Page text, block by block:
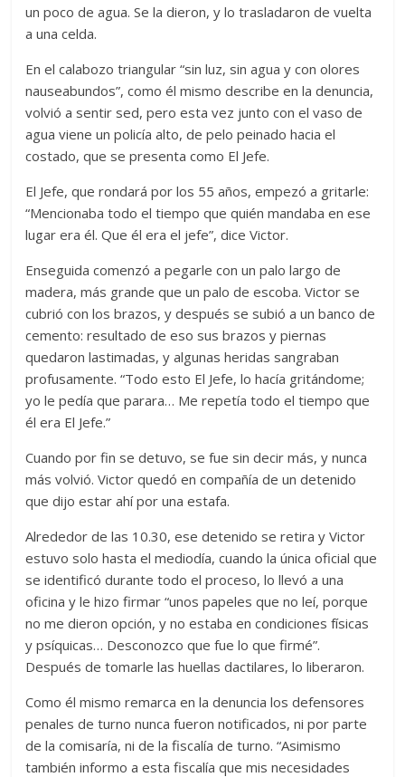
un poco de agua. Se la dieron, y lo trasladaron de vuelta
a una celda.
En el calabozo triangular “sin luz, sin agua y con olores
nauseabundos”, como él mismo describe en la denuncia,
volvió a sentir sed, pero esta vez junto con el vaso de
agua viene un policía alto, de pelo peinado hacia el
costado, que se presenta como El Jefe.
El Jefe, que rondará por los 55 años, empezó a gritarle:
“Mencionaba todo el tiempo que quién mandaba en ese
lugar era él. Que él era el jefe”, dice Victor.
Enseguida comenzó a pegarle con un palo largo de
madera, más grande que un palo de escoba. Victor se
cubrió con los brazos, y después se subió a un banco de
cemento: resultado de eso sus brazos y piernas
quedaron lastimadas, y algunas heridas sangraban
profusamente. “Todo esto El Jefe, lo hacía gritándome;
yo le pedía que parara… Me repetía todo el tiempo que
él era El Jefe.”
Cuando por fin se detuvo, se fue sin decir más, y nunca
más volvió. Victor quedó en compañía de un detenido
que dijo estar ahí por una estafa.
Alrededor de las 10.30, ese detenido se retira y Victor
estuvo solo hasta el mediodía, cuando la única oficial que
se identificó durante todo el proceso, lo llevó a una
oficina y le hizo firmar “unos papeles que no leí, porque
no me dieron opción, y no estaba en condiciones físicas
y psíquicas… Desconozco que fue lo que firmé”.
Después de tomarle las huellas dactilares, lo liberaron.
Como él mismo remarca en la denuncia los defensores
penales de turno nunca fueron notificados, ni por parte
de la comisaría, ni de la fiscalía de turno. “Asimismo
también informo a esta fiscalía que mis necesidades